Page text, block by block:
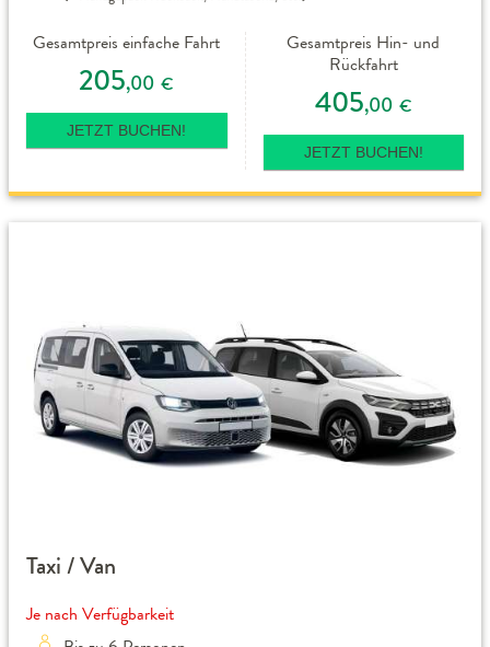
Gesamtpreis einfache Fahrt
205,00 €
JETZT BUCHEN!
Gesamtpreis Hin- und
Rückfahrt
405,00 €
JETZT BUCHEN!
Taxi / Van
Je nach Verfügbarkeit